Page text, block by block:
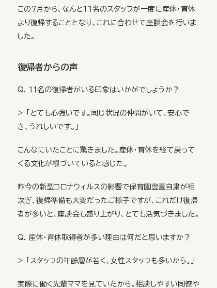
この７月から、なんと11名のスタッフが一度に産休・育休
より復帰することとなり、これに合わせて座談会を行いま
した。
復帰者からの声
Q. １１名の復帰者がいる印象はいかがでしょうか？
> 「とても心強いです。同じ状況の仲間がいて、安心で
き、うれしいです。」
こんなにいたことに驚きました。産休・育休を経て戻って
くる文化が根づいていると感じた。
昨今の新型コロナウィルスの影響で保育園登園自粛が相
次ぎ、復帰準備も大変だったご様子ですが、これだけ復帰
者が多いと、座談会も盛り上がり、とても活気づきました。
Q. 産休・育休取得者が多い理由は何だと思いますか？
> 「スタッフの年齢層が若く、女性スタッフも多いから。」
実際に働く先輩ママを見ていたから。相談しやすい同僚や